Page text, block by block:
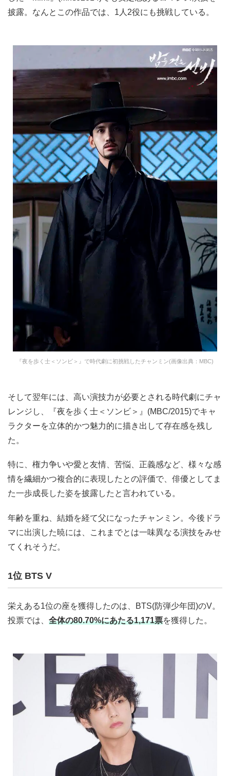
披露。なんとこの作品では、1人2役にも挑戦している。
『夜を歩く士＜ソンビ＞』で時代劇に初挑戦したチャンミン(画像出典：MBC)
そして翌年には、高い演技力が必要とされる時代劇にチャ
レンジし、『夜を歩く士＜ソンビ＞』(MBC/2015)でキャ
ラクターを立体的かつ魅力的に描き出して存在感を残し
た。
特に、権力争いや愛と友情、苦悩、正義感など、様々な感
情を繊細かつ複合的に表現したとの評価で、俳優としてま
た一歩成長した姿を披露したと言われている。
年齢を重ね、結婚を経て父になったチャンミン。今後ドラ
マに出演した暁には、これまでとは一味異なる演技をみせ
てくれそうだ。
1位 BTS V
栄えある1位の座を獲得したのは、BTS(防弾少年団)のV。
投票では、 全体の80.70%にあたる1,171票を獲得した。